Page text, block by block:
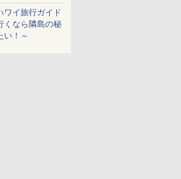
ードのみ
ワイ旅行ガイド
くなら隣島の秘
い！～